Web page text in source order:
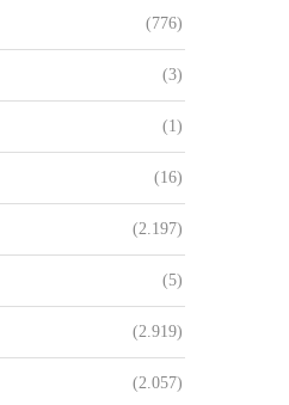
(776)
(3)
(1)
(16)
(2.197)
(5)
(2.919)
(2.057)